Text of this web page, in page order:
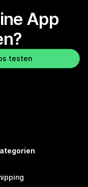
App
testen